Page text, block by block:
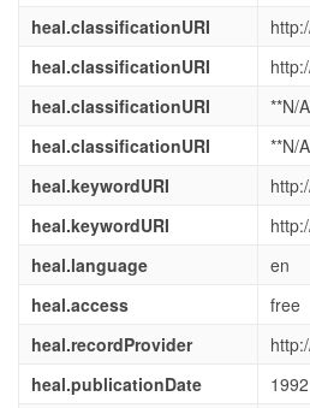
heal.classificationURI
heal.classificationURI
heal.classificationURI
**N/
heal.classificationURI
**N/
heal.keywordURI
heal.keywordURI
heal.language
en
heal.access
free
heal.recordProvider
heal.publicationDate
1992